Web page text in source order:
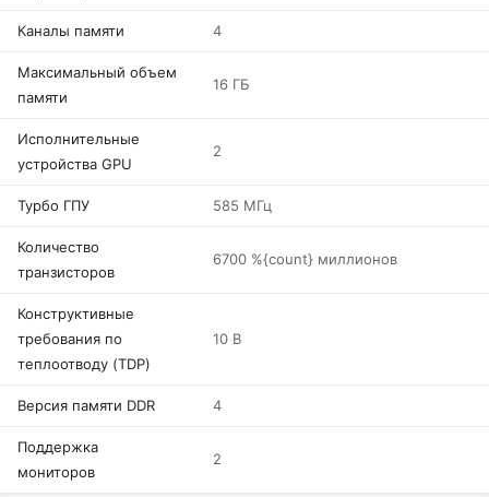
Каналы памяти 4
Максимальный объем
памяти
16 ГБ
Исполнительные
устройства GPU
2
Турбо ГПУ 585 МГц
Количество
транзисторов
6700 %{count} миллионов
Конструктивные
требования по
теплоотводу (TDP)
10 В
Версия памяти DDR 4
Поддержка
мониторов
2